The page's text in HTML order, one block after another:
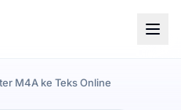
M4A ke Teks Online